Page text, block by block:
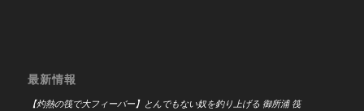
最新情報
【灼熱の筏で大フィーバー】とんでもない奴を釣り上げる 御所浦 筏